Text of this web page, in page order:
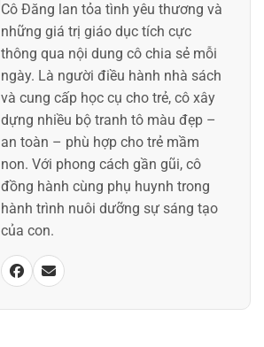
Cô Đăng lan tỏa tình yêu thương và
những giá trị giáo dục tích cực
thông qua nội dung cô chia sẻ mỗi
ngày. Là người điều hành nhà sách
và cung cấp học cụ cho trẻ, cô xây
dựng nhiều bộ tranh tô màu đẹp –
an toàn – phù hợp cho trẻ mầm
non. Với phong cách gần gũi, cô
đồng hành cùng phụ huynh trong
hành trình nuôi dưỡng sự sáng tạo
của con.